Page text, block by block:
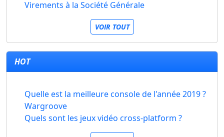
Virements à la Société Générale
VOIR TOUT
HOT
Quelle est la meilleure console de l'année 2019 ?
Wargroove
Quels sont les jeux vidéo cross-platform ?